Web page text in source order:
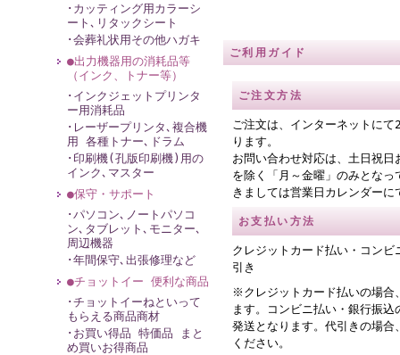
･カッティング用カラーシ
ート､リタックシート
･会葬礼状用その他ハガキ
●出力機器用の消耗品等
（インク、トナー等）
･インクジェットプリンタ
ー用消耗品
･レーザープリンタ､複合機
用 各種トナー､ドラム
･印刷機(孔版印刷機)用の
インク､マスター
●保守・サポート
･パソコン､ノートパソコ
ン､タブレット､モニター､
周辺機器
･年間保守､出張修理など
●チョットイー 便利な商品
･チョットイーねといって
もらえる商品商材
･お買い得品 特価品 まと
め買いお得商品
ご利用ガイド
ご注文方法
ご注文は、インターネットに
ります。
お問い合わせ対応は、土日祝日
を除く「月～金曜」のみとなっ
きましては営業日カレンダーに
お支払い方法
クレジットカード払い・コンビ
引き
※クレジットカード払いの場合
ます。コンビニ払い・銀行振
発送となります。代引きの場合
ください。